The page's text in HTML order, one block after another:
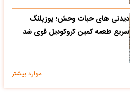
دیدنی های حیات وحش؛ یوزپلنگ
سریع طعمه کمین کروکودیل قوی شد
موارد بیشتر